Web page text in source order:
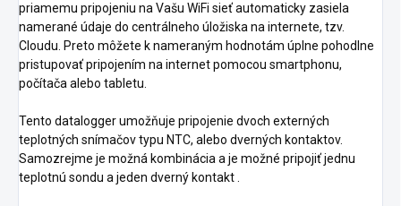
priamemu pripojeniu na Vašu WiFi sieť automaticky zasiela
namerané údaje do centrálneho úložiska na internete, tzv.
Cloudu. Preto môžete k nameraným hodnotám úplne pohodlne
pristupovať pripojením na internet pomocou smartphonu,
počítača alebo tabletu.
Tento datalogger umožňuje pripojenie dvoch externých
teplotných snímačov typu NTC, alebo dverných kontaktov.
Samozrejme je možná kombinácia a je možné pripojiť jednu
teplotnú sondu a jeden dverný kontakt .